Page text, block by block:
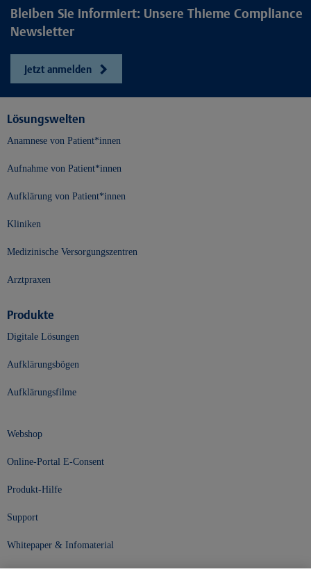
Bleiben Sie informiert: Unsere Thieme Compliance
Newsletter
Jetzt anmelden
Lösungswelten
Anamnese von Patient*innen
Aufnahme von Patient*innen
Aufklärung von Patient*innen
Kliniken
Medizinische Versorgungszentren
Arztpraxen
Produkte
Digitale Lösungen
Aufklärungsbögen
Aufklärungsfilme
Webshop
Online-Portal E-Consent
Produkt-Hilfe
Support
Whitepaper & Infomaterial